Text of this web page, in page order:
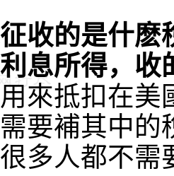
收的是什
息所得，收
來抵扣在美
要補其中的
多人都不需